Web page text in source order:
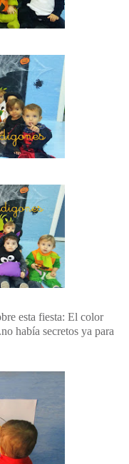
esta fiesta: El color
había secretos ya para